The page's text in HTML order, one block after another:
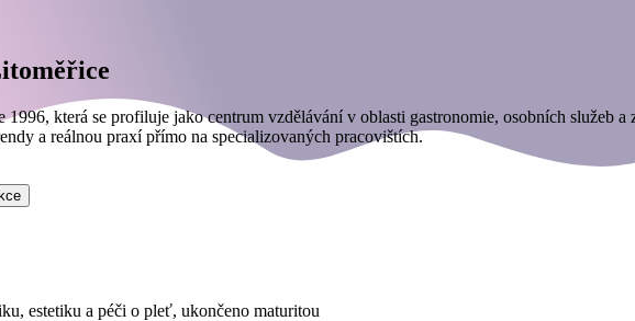
která se profiluje jako centrum vzdělávání v oblasti gastronomie, osobních služeb
a reálnou praxí přímo na specializovaných pracovištích.
estetiku a péči o pleť, ukončeno maturitou